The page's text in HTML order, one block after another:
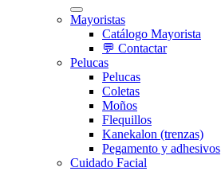
Mayoristas
Catálogo Mayorista
💬 Contactar
Pelucas
Pelucas
Coletas
Moños
Flequillos
Kanekalon (trenzas)
Pegamento y adhesivos
Cuidado Facial